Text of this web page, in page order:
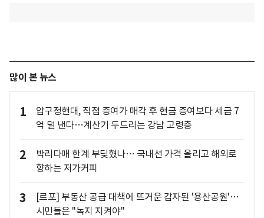
많이 본 뉴스
1
압구정현대, 직접 증여가 매각 후 현금 증여보다 세금 7
억 덜 낸다…계산기 두드리는 강남 고령층
2
박리다매 한계 부딪혔나… 국내선 가격 올리고 해외로
향하는 저가커피
3
[르포] 부동산 공급 대책에 뜨거운 감자된 '용산공원'…
시민들은 "녹지 지켜야"